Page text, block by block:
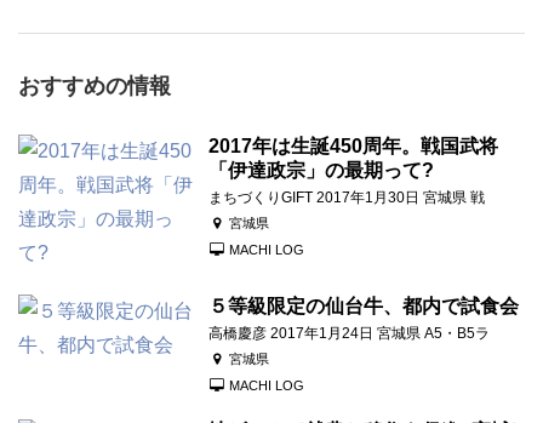
おすすめの情報
2017年は生誕450周年。戦国武将
「伊達政宗」の最期って?
まちづくりGIFT 2017年1月30日 宮城県 戦
宮城県
MACHI LOG
５等級限定の仙台牛、都内で試食会
高橋慶彦 2017年1月24日 宮城県 A5・B5ラ
宮城県
MACHI LOG